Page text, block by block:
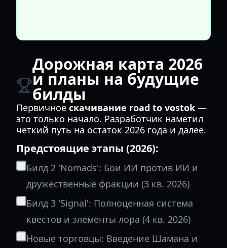
Дорожная карта 2026
и планы на будущие
билды
Первичное скачивание road to vostok —
это только начало. Разработчик наметил
четкий путь на остаток 2026 года и далее.
Предстоящие этапы (2026):
Билд 2 'Nomads': Бои ИИ против ИИ и
дружественные фракции (3 кв. 2026)
Билд 3 'Signal': Полноценная система
квестов и элементы лора (4 кв. 2026)
Новые торговцы: Введение Шамана и